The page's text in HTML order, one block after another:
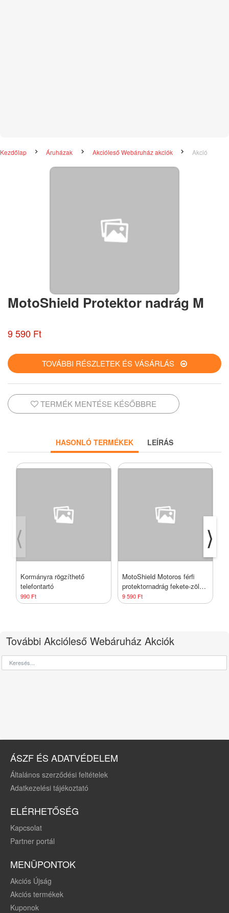
Kezdőlap Áruházak Akcióleső Webáruház akciók Akció
MotoShield Protektor nadrág M
9 590 Ft
TOVÁBBI RÉSZLETEK ÉS VÁSÁRLÁS
TERMÉK MENTÉSE KÉSŐBBRE
HASONLÓ TERMÉKEK LEÍRÁS
⟨
Kormányra rögzíthető
telefontartó
990 Ft
MotoShield Motoros férfi
protektornadrág fekete-zöld
M
9 590 Ft
⟩
További Akcióleső Webáruház Akciók
ÁSZF ÉS ADATVÉDELEM
Általános szerződési feltételek
Adatkezelési tájékoztató
ELÉRHETŐSÉG
Kapcsolat
Partner portál
MENÜPONTOK
Akciós Újság
Akciós termékek
Kuponok